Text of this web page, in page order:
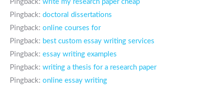
Pingback: write my research paper cheap
Pingback: doctoral dissertations
Pingback: online courses for
Pingback: best custom essay writing services
Pingback: essay writing examples
Pingback: writing a thesis for a research paper
Pingback: online essay writing